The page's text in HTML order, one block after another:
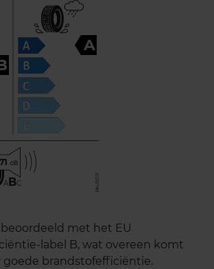
A
71
ABC
beoordeeld met het EU
label B, wat overeen komt
goede brandstofefficiëntie.